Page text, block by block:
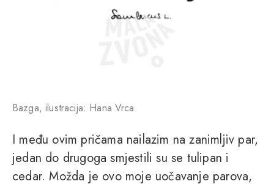
Bazga, ilustracija: Hana Vrca
I među ovim pričama nailazim na zanimljiv par,
jedan do drugoga smjestili su se tulipan i
cedar. Možda je ovo moje uočavanje parova,